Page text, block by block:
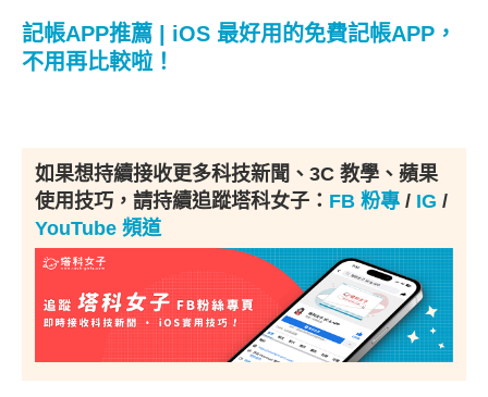
記帳APP推薦 | iOS 最好用的免費記帳APP，
不用再比較啦！
如果想持續接收更多科技新聞、3C 教學、蘋果
使用技巧，請持續追蹤塔科女子： FB 粉專 / IG /
YouTube 頻道